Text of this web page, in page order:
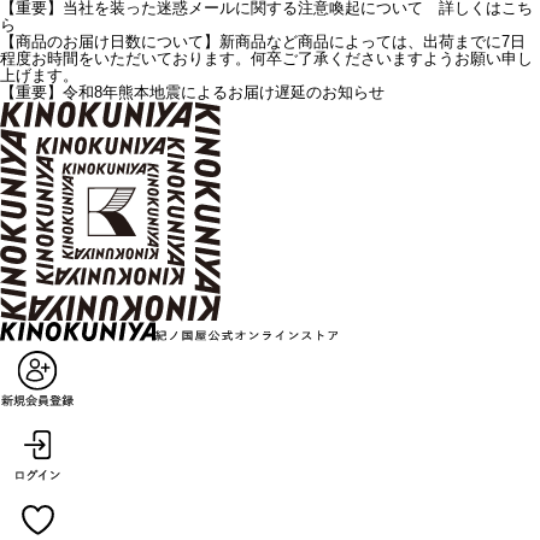
【重要】当社を装った迷惑メールに関する注意喚起について 詳しくはこち
ら
【商品のお届け日数について】新商品など商品によっては、出荷までに7日
程度お時間をいただいております。何卒ご了承くださいますようお願い申し
上げます。
【重要】令和8年熊本地震によるお届け遅延のお知らせ